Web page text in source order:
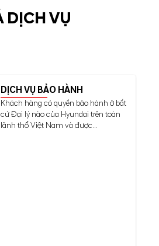
DỊCH VỤ
DỊCH VỤ BẢO HÀNH
Khách hàng có quyền bảo hành ở bất
cứ Đại lý nào của Hyundai trên toàn
lãnh thổ Việt Nam và được...